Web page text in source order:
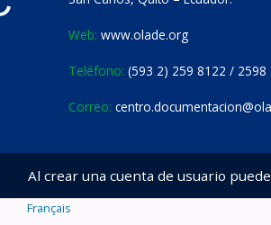
Web: www.olade.org
Teléfono: (593 2) 259 8122 / 2598
Correo:
Al crear una cuenta de usuario
Français